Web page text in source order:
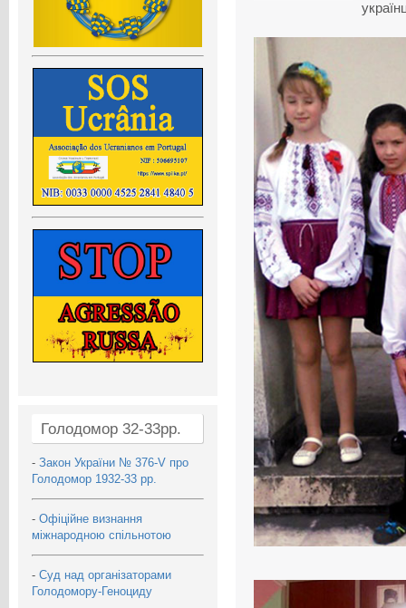
Голодомор 32-33рр.
- Закон України № 376-V про
Голодомор 1932-33 рр.
- Офіційне визнання
міжнародною спільнотою
- Суд над організаторами
Голодомору-Геноциду